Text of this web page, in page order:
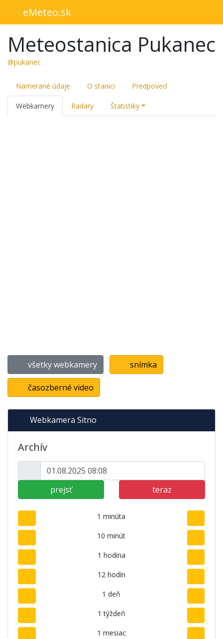
eMeteo.sk
Meteostanica Pukanec
@pukanec
Namerané údaje O stanici Predpoveď
Webkamery Radary Štatistiky
všetky webkamery snímka
časozberné video
Webkamera Sitno
Archív
prejsť teraz
1 minúta
10 minút
1 hodina
12 hodín
1 deň
1 týždeň
1 mesiac